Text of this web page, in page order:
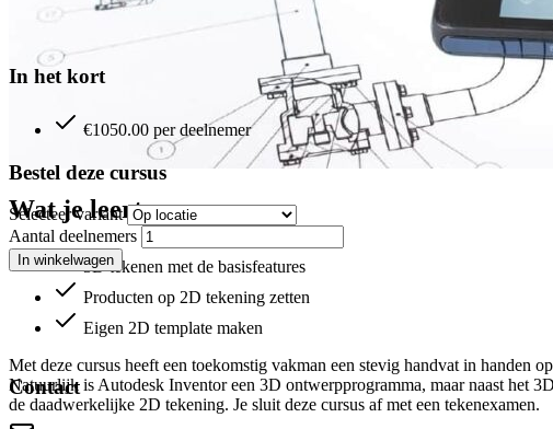
Wat je leert
3D tekenen met de basisfeatures
Producten op 2D tekening zetten
Eigen 2D template maken
Met deze cursus heeft een toekomstig vakman een stevig handvat in handen
Natuurlijk is Autodesk Inventor een 3D ontwerpprogramma, maar naast het
de daadwerkelijke 2D tekening. Je sluit deze cursus af met een tekenexamen.
In het kort
€1050.00 per deelnemer
Bestel deze cursus
Selecteer variant
Aantal deelnemers
In winkelwagen
Contact